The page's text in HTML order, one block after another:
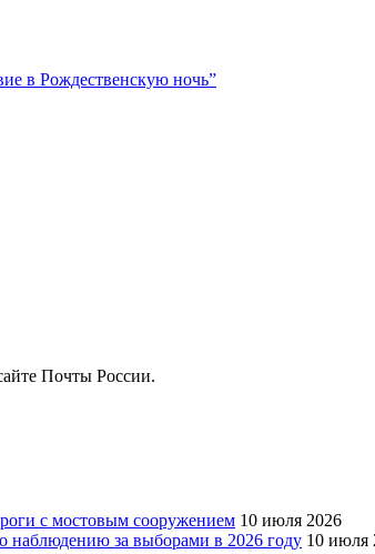
в Рождественскую ночь”
Почты России.
с мостовым сооружением 10 июля 2026
наблюдению за выборами в 2026 году 10 июля